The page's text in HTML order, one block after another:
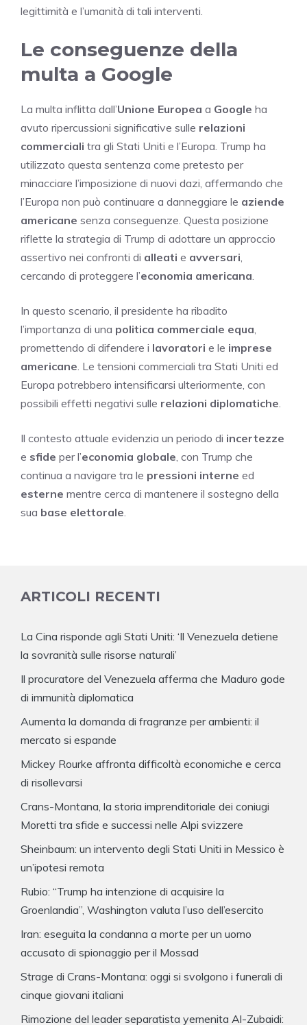
legittimità e l’umanità di tali interventi.
Le conseguenze della
multa a Google
La multa inflitta dall’Unione Europea a Google ha
avuto ripercussioni significative sulle relazioni
commerciali tra gli Stati Uniti e l’Europa. Trump ha
utilizzato questa sentenza come pretesto per
minacciare l’imposizione di nuovi dazi, affermando che
l’Europa non può continuare a danneggiare le aziende
americane senza conseguenze. Questa posizione
riflette la strategia di Trump di adottare un approccio
assertivo nei confronti di alleati e avversari
cercando di proteggere l’economia americana
In questo scenario, il presidente ha ribadito
l’importanza di una politica commerciale equa
promettendo di difendere i lavoratori e le imprese
americane . Le tensioni commerciali tra Stati Uniti ed
Europa potrebbero intensificarsi ulteriormente, con
possibili effetti negativi sulle relazioni diplomatiche
Il contesto attuale evidenzia un periodo di incertezze
e sfide per l’economia globale , con Trump che
continua a navigare tra le pressioni interne ed
esterne mentre cerca di mantenere il sostegno della
sua base elettorale
ARTICOLI RECENTI
La Cina risponde agli Stati Uniti: ‘Il Venezuela detiene
la sovranità sulle risorse naturali’
Il procuratore del Venezuela afferma che Maduro gode
di immunità diplomatica
Aumenta la domanda di fragranze per ambienti: il
mercato si espande
Mickey Rourke affronta difficoltà economiche e cerca
di risollevarsi
Crans-Montana, la storia imprenditoriale dei coniugi
Moretti tra sfide e successi nelle Alpi svizzere
Sheinbaum: un intervento degli Stati Uniti in Messico è
un’ipotesi remota
Rubio: “Trump ha intenzione di acquisire la
Groenlandia”, Washington valuta l’uso dell’esercito
Iran: eseguita la condanna a morte per un uomo
accusato di spionaggio per il Mossad
Strage di Crans-Montana: oggi si svolgono i funerali di
cinque giovani italiani
Rimozione del leader separatista yemenita Al-Zubaidi: